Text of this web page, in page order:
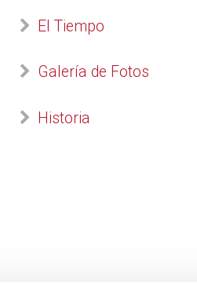
El Tiempo
Galería de Fotos
Historia